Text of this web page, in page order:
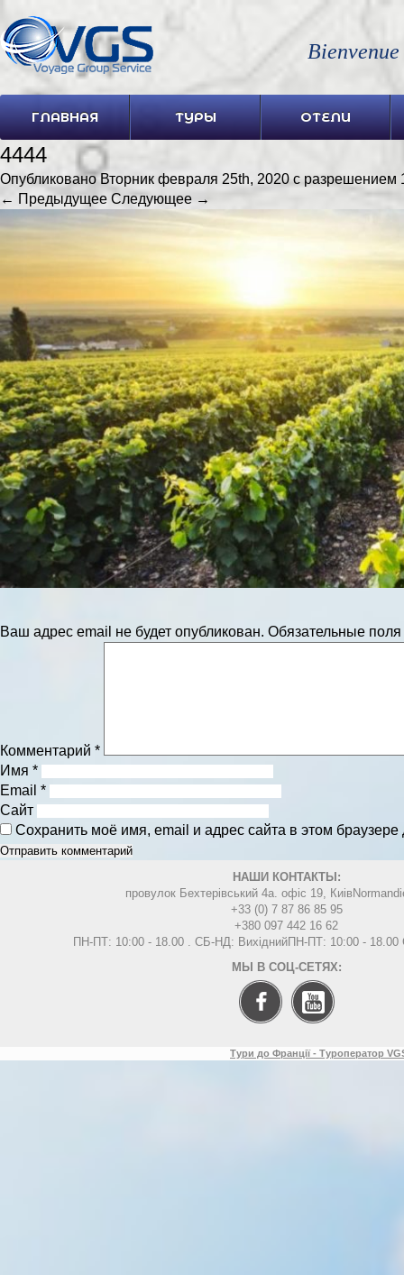
ГЛАВНАЯ ТУРЫ ОТЕЛИ
4444
ОпубликованоВторник февраля 25th, 2020с разрешением
← Предыдущее Следующее →
Ваш адрес email не будет опубликован. Обязательные
Комментарий *
Имя *
Email *
Сайт
Сохранить моё имя, email и адрес сайта в этом
НАШИ КОНТАКТЫ:
провулок Бехтерівський 4а. офіс 19, Киів
+33 (0) 7 87 86 85 95
+380 097 442 16 62
ПН-ПТ: 10:00 - 18.00 . СБ-НД: ВихіднийПН-ПТ: 10:00 -
МЫ В СОЦ-СЕТЯХ:
Тури до Франції - Туроператор